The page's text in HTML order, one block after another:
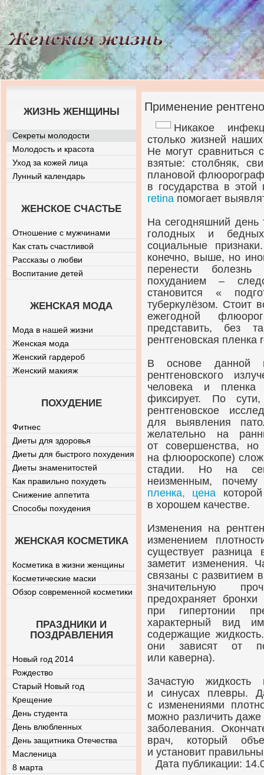
Применение
Никакое
столько жизней наших
Не могут
взятые: столбняк,
плановой
в государства в
retina помогает
На сегодняшний день
голодных и
социальные
конечно, выше, но
перенести
похуданием –
становится «
туберкулёзом. Стоит
ежегодной
представить, без
рентгеновская пленка
В основе данной
рентгеновского
человека и пленка
фиксирует. По
рентгеновское
для выявления
желательно на
от совершенства,
на флюороскопе)
стадии. Но на
неизменным,
пленка, цена
в хорошем качестве.
Изменения на
изменением
существует разница
заметит изменения.
связаны с развитием
значительную
предохраняет
при гипертонии
характерный вид
содержащие
они зависят от
или каверна).
Зачастую жидкость
и синусах плевры.
с изменениями
можно различить
заболевания.
врач, который
и установит
Дата публикации:
ЖИЗНЬ ЖЕНЩИНЫ
Секреты молодости
Молодость и красота
Уход за кожей лица
Лунный календарь
ЖЕНСКОЕ СЧАСТЬЕ
Отношение с мужчинами
Как стать счастливой
Рассказы о любви
Воспитание детей
ЖЕНСКАЯ МОДА
Мода в нашей жизни
Женская мода
Женский гардероб
Женский макияж
ПОХУДЕНИЕ
Фитнес
Диеты для здоровья
Диеты для быстрого похудения
Диеты знаменитостей
Как правильно похудеть
Снижение аппетита
Способы похудения
ЖЕНСКАЯ КОСМЕТИКА
Косметика в жизни женщины
Косметические маски
Обзор современной косметики
ПРАЗДНИКИ И
ПОЗДРАВЛЕНИЯ
Новый год 2014
Рождество
Старый Новый год
Крещение
День студента
День влюбленных
День защитника Отечества
Масленица
8 марта